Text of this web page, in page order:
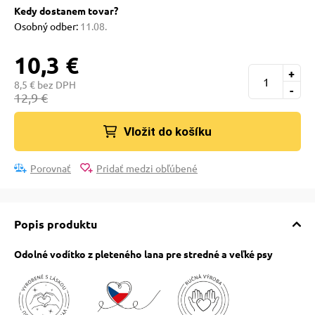
a ohlávky
psov
mačky
mačky
podložky
poukazy
Kedy dostanem tovar?
Osobný odber: 11.08.
10,3 €
8,5 € bez DPH
12,9 € -
+
Vložit do košíku
Porovnať Pridať medzi obľúbené
Popis produktu
Odolné vodítko z pleteného lana pre stredné a veľké psy